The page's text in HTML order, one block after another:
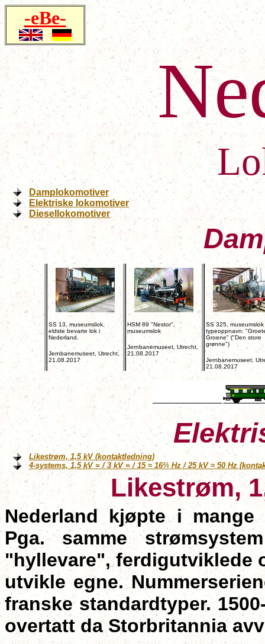
-eBe-
Damplokomotiver
Elektriske lokomotiver
Diesellokomotiver
SS 13, museumslok,
eldste bevarte lok i
Nederland.
Jernbanemuseet, Utrecht,
21.08.2017
HSM 89 "Nestor",
museumslok
Jernbanemuseet, Utrecht,
21.08.2017
SS 325, museumslok
typeoppnavn:
Groene" ("Den store
grønne")
Jernbanemuseet,
21.08.2017
Likestrøm, 1,5 kV (kontaktledning)
4-systems, 1,5 kV = / 3 kV = / 15 ≈ 16⅔ Hz / 25 kV ≈ 50 Hz
Likestrøm,
Nederland kjøpte i
Pga. samme
"hyllevare", ferdigutviklede
utvikle egne.
franske standardtyper.
overtatt da Storbritannia